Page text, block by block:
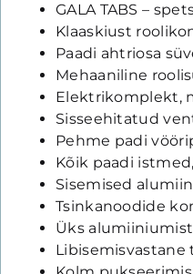
GALA TABS –
Klaaskiust
Paadi ahtriosa
Mehaaniline
Elektrikomplekt,
Sisseehitatud
Pehme padi
Kõik paadi
Sisemised
Tsinkanoodide
Üks